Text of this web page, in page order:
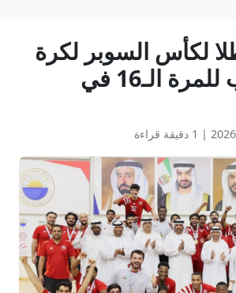
لكأس السوبر لكرة
اليد للشباب للمرة الـ16 في
| 1 دقيقة قراءة